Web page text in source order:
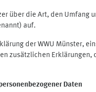
über die Art, den Umfang
auf.
der WWU Münster,
zusätzlichen
Daten